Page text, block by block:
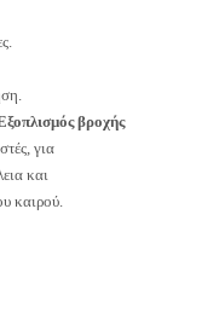
βροχής
για
και
καιρού.